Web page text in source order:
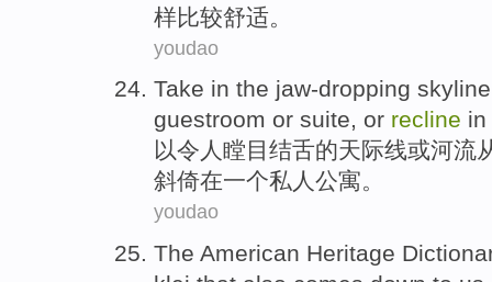
样比较舒适。
youdao
Take in the jaw-dropping skyline
guestroom or suite, or recline in
以令人瞠目结舌的天际线或河流
斜倚在一个私人 公寓。
youdao
The American Heritage